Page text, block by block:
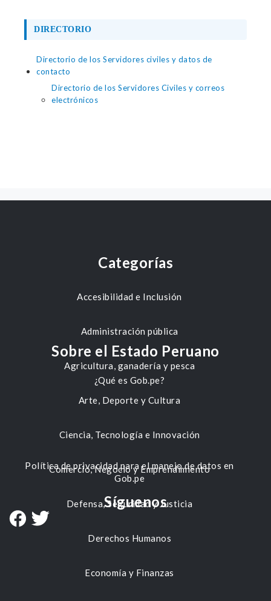
DIRECTORIO
Directorio de los Servidores civiles y datos de
contacto
Directorio de los Servidores Civiles y correos
electrónicos
Categorías
Accesibilidad e Inclusión
Administración pública
Agricultura, ganadería y pesca
Arte, Deporte y Cultura
Ciencia, Tecnología e Innovación
Comercio, Negocio y Emprendimiento
Defensa, Seguridad y Justicia
Derechos Humanos
Economía y Finanzas
Sobre el Estado Peruano
¿Qué es Gob.pe?
Política de privacidad para el manejo de datos en
Gob.pe
Síguenos